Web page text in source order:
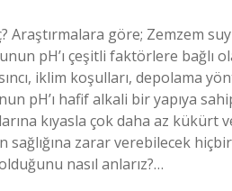
Araştırmalara göre; Zemzem
pH’ı çeşitli faktörlere bağlı
iklim koşulları, depolama
pH’ı hafif alkali bir yapıya
kıyasla çok daha az
zarar verebilecek
nasıl anlarız?…